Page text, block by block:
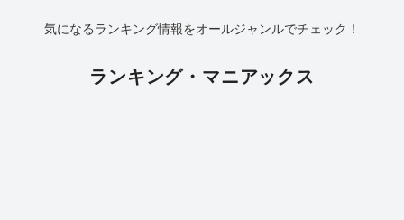
気になるランキング情報をオールジャンルでチェック！
ランキング・マニアックス